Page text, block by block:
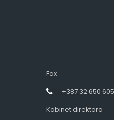
Fax
+387 32 650 605
Kabinet direktora